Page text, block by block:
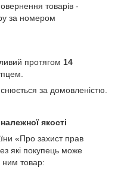
товарів -
за номером
протягом 14
за домовленістю.
якості
«Про захист прав
які покупець може
ним товар: